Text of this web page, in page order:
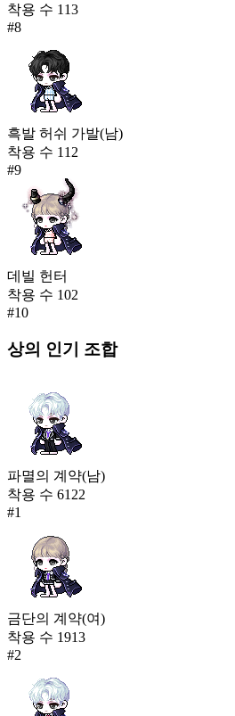
착용 수 113
#8
흑발 허쉬 가발(남)
착용 수 112
#9
데빌 헌터
착용 수 102
#10
상의 인기 조합
파멸의 계약(남)
착용 수 6122
#1
금단의 계약(여)
착용 수 1913
#2